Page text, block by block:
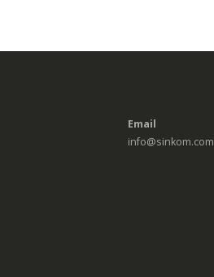
Email
info@sinkom.com